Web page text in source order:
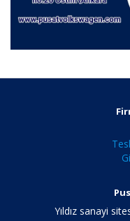
Yıldız sanayi